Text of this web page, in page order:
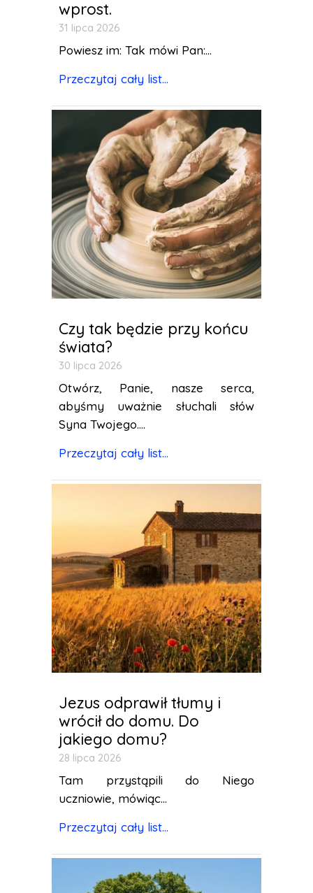
wprost.
31 lipca 2026
Powiesz im: Tak mówi Pan:...
Przeczytaj cały list...
Czy tak będzie przy końcu
świata?
30 lipca 2026
Otwórz, Panie, nasze serca,
abyśmy uważnie słuchali słów
Syna Twojego....
Przeczytaj cały list...
Jezus odprawił tłumy i
wrócił do domu. Do
jakiego domu?
28 lipca 2026
Tam przystąpili do Niego
uczniowie, mówiąc...
Przeczytaj cały list...